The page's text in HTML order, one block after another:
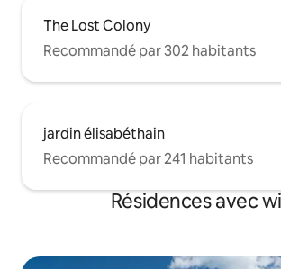
The Lost Colony
Recommandé par 302 habitants
jardin élisabéthain
Recommandé par 241 habitants
Résidences avec